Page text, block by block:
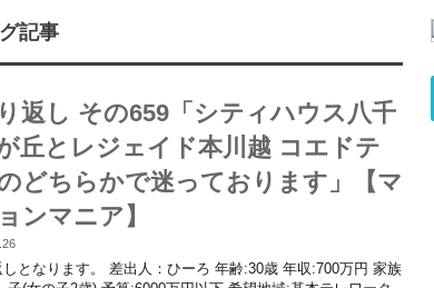
記事
返し その659「シティハウス八千
丘とレジェイド本川越 コエドテ
どちらかで迷っております」【マ
ンマニア】
しとなります。 差出人：ひーろ 年齢:30歳 年収:700万円 家族